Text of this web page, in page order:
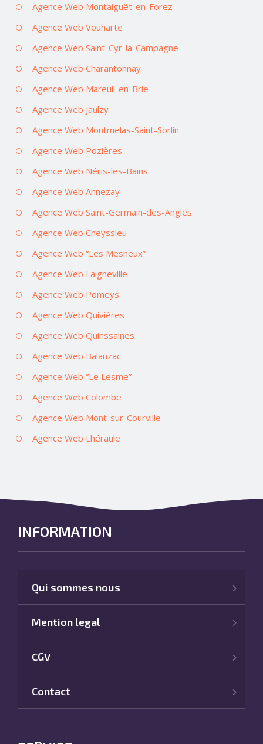
Agence Web Montaiguët-en-Forez
Agence Web Vouharte
Agence Web Saint-Cyr-la-Campagne
Agence Web Charantonnay
Agence Web Mareuil-en-Brie
Agence Web Jaulzy
Agence Web Montmelas-Saint-Sorlin
Agence Web Pozières
Agence Web Néris-les-Bains
Agence Web Annezay
Agence Web Saint-Germain-des-Angles
Agence Web Cheyssieu
Agence Web “Les Mesneux”
Agence Web Laigneville
Agence Web Pomeys
Agence Web Quivières
Agence Web Quinssaines
Agence Web Balanzac
Agence Web “Le Lesme”
Agence Web Colombe
Agence Web Mont-sur-Courville
Agence Web Lhéraule
INFORMATION
Qui sommes nous
Mention legal
CGV
Contact